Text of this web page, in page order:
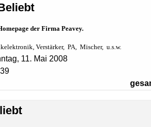
der Firma Peavey.
Verstärker, PA, Mischer, u.s.w.
11. Mai 2008